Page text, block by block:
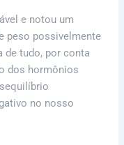
e notou um
peso possivelmente
de tudo, por conta
dos hormônios
no nosso